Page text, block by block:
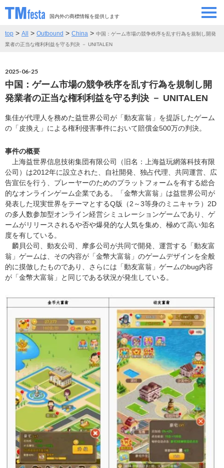
国内外の商標情報を提供します
SEMINAR/EVENT
CONTRIBUTORS 情報提供者
CONTACT お問い合わせ
top > All > Outbound > China > 中国：ゲーム市場の競争秩序を乱す行為を規制し開発
業者の正当な権利利益を守る判決 － UNITALEN
2025-06-25
中国：ゲーム市場の競争秩序を乱す行為を規制し開
発業者の正当な権利利益を守る判決 － UNITALEN
集佳が代理人を務めた益世界公司が「動友富翁」を提訴したゲーム
の「皮換え」による権利侵害事件において賠償金500万の判決。
事件の概要
上海益世界信息技術集団有限公司（旧名：上海益玩網落科技有限
公司）は2012年に設立された、自社開発、独占代理、共同運営、広
告宣伝を行う、プレーヤーのためのプラットフォームを有する総合
的なオンラインゲーム企業である。「金幣大富翁」は益世界公司が
発表した現実世界をテーマとするQ版（2～3等身のミニキャラ）2D
の多人数参加型オンライン経営シミュレーションゲームであり、ゲ
ームがリリースされるや否や爆発的な人気を集め、極めて高い知名
度を有している。
麟貝公司、動友公司、摩多公司が共同で開発、運営する「動友富
翁」ゲームは、その内容が「金幣大富翁」のゲームデザインを全般
的に摸倣したものであり、さらには「動友富翁」ゲームのbug内容
が「金幣大富翁」と同じである状況が発生している。